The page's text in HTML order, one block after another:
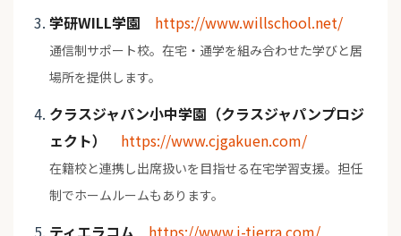
学研WILL学園 https://www.willschool.net/
通信制サポート校。在宅・通学を組み合わせた学びと居
場所を提供します。
クラスジャパン小中学園（クラスジャパンプロジ
ェクト）
https://www.cjgakuen.com/
在籍校と連携し出席扱いを目指せる在宅学習支援。担任
制でホームルームもあります。